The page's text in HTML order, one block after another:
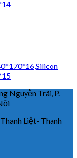
Trãi, P.
Liệt- Thanh